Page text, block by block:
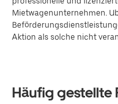
Mietwagenunternehmen.
Aktion als solche nicht
Häufig gestellte